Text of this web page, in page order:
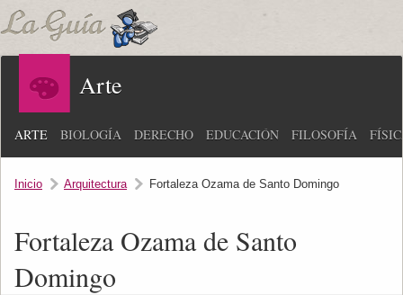
Arte
ARTE BIOLOGÍA DERECHO EDUCACIÓN FILOSOFÍA
Inicio Arquitectura Fortaleza Ozama de Santo Domingo
Fortaleza Ozama de Santo
Domingo